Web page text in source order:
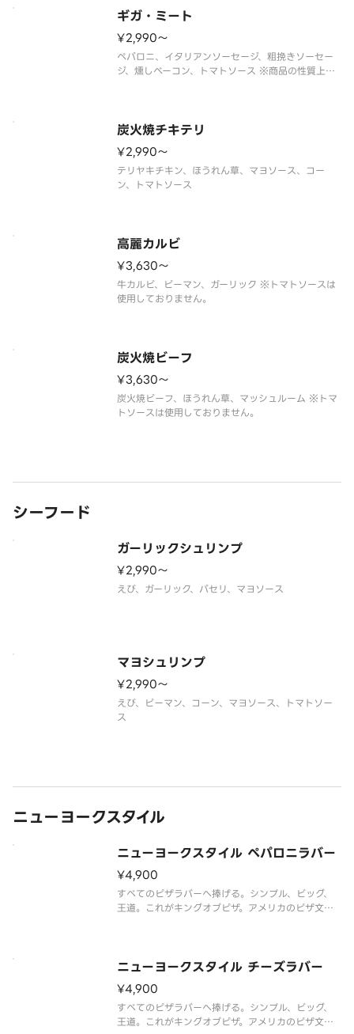
ギガ・ミート
¥2,990〜
ペパロニ、イタリアンソーセージ、粗挽きソーセー
ジ、燻しベーコン、トマトソース ※商品の性質上、
炭火焼チキテリ
¥2,990〜
テリヤキチキン、ほうれん草、マヨソース、コー
ン、トマトソース
高麗カルビ
¥3,630〜
牛カルビ、ピーマン、ガーリック ※トマトソースは
使用しておりません。
炭火焼ビーフ
¥3,630〜
炭火焼ビーフ、ほうれん草、マッシュルーム ※トマ
トソースは使用しておりません。
シーフード
ガーリックシュリンプ
¥2,990〜
えび、ガーリック、パセリ、マヨソース
マヨシュリンプ
¥2,990〜
えび、ピーマン、コーン、マヨソース、トマトソー
ス
ニューヨークスタイル
ニューヨークスタイル ペパロニラバー
¥4,900
すべてのピザラバーへ捧げる。シンプル、ビッグ、
王道。これがキングオブピザ。アメリカのピザ文化
ニューヨークスタイル チーズラバー
¥4,900
すべてのピザラバーへ捧げる。シンプル、ビッグ、
王道。これがキングオブピザ。アメリカのピザ文化